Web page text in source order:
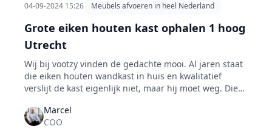
04-09-2024 15:26 Meubels afvoeren in heel Nederland
Grote eiken houten kast ophalen 1 hoog
Utrecht
Wij bij vootzy vinden de gedachte mooi. Al jaren staat
die eiken houten wandkast in huis en kwalitatief
verslijt de kast eigenlijk niet, maar hij moet weg. Die
krijgen wij vrijwel dagelijks.
Marcel
COO